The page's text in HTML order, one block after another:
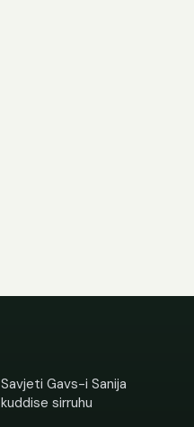
Savjeti Gavs-i Sanija
kuddise sirruhu